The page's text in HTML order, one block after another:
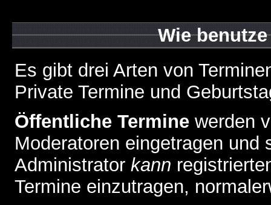
Wie
Es gibt drei Arten von
Private Termine und
Öffentliche Termine werden
Moderatoren eingetragen und
Administrator kann
Termine einzutragen,